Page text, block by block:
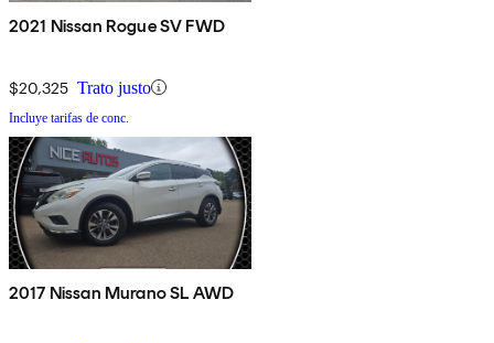
2021 Nissan Rogue SV FWD
$20,325 Trato justo
Incluye tarifas de conc.
2017 Nissan Murano SL AWD